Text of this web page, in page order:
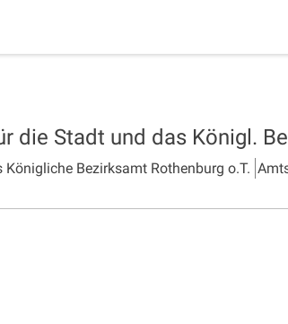
die Stadt und das Königl.
Bezirksamt Rothenburg o.T.